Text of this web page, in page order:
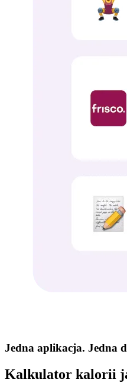
Jedna aplikacja. Jedna
Kalkulator kalorii